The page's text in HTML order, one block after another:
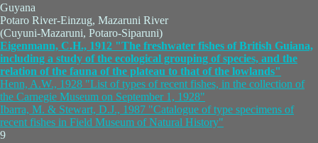
Guyana
Potaro River-Einzug, Mazaruni River
(Cuyuni-Mazaruni, Potaro-Siparuni)
Eigenmann, C.H., 1912 "The freshwater fishes of British Guiana,
including a study of the ecological grouping of species, and the
relation of the fauna of the plateau to that of the lowlands"
Henn, A.W., 1928 "List of types of recent fishes, in the collection of
the Carnegie Museum on September 1, 1928"
Ibarra, M. & Stewart, D.J., 1987 "Catalogue of type specimens of
recent fishes in Field Museum of Natural History"
9